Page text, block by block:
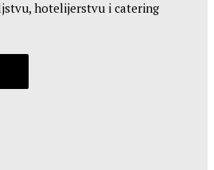
hotelijerstvu i catering